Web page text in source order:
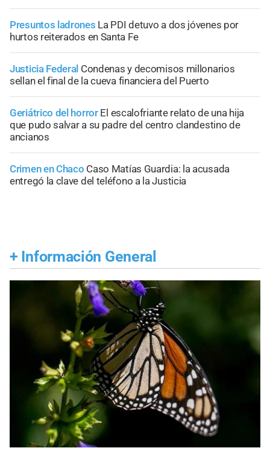
Presuntos ladrones La PDI detuvo a dos jóvenes por
hurtos reiterados en Santa Fe
Justicia Federal Condenas y decomisos millonarios
sellan el final de la cueva financiera del Puerto
Geriátrico del horror El escalofriante relato de una hija
que pudo salvar a su padre del centro clandestino de
ancianos
Crimen en Chaco Caso Matías Guardia: la acusada
entregó la clave del teléfono a la Justicia
+ Información General